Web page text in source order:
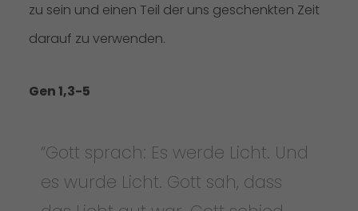
zu sein und einen Teil der uns geschenkten Zeit
darauf zu verwenden.
Gen 1,3-5
“Gott sprach: Es werde Licht. Und
es wurde Licht. Gott sah, dass